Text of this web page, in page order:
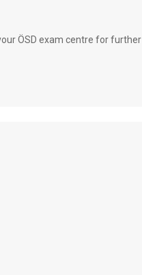
ÖSD exam centre for further